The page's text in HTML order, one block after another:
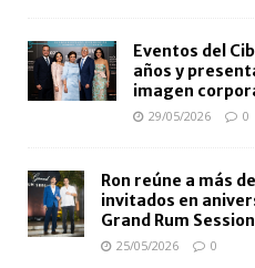
Eventos del
años y
imagen
29/05/2026 0
Ron reúne a más
invitados en
Grand Rum
25/05/2026 0